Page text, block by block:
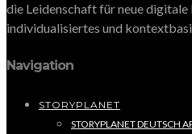
die Leidenschaft für neue digitale
individualisiertes und
Navigation
STORYPLANET
STORYPLANET DEUTSCH